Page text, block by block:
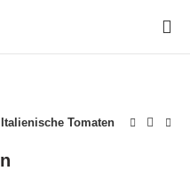
Italienische Tomaten